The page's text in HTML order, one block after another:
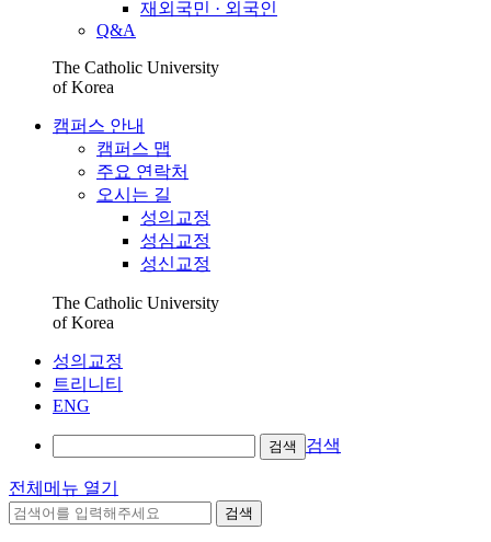
재외국민 · 외국인
Q&A
The Catholic University
of Korea
캠퍼스 안내
캠퍼스 맵
주요 연락처
오시는 길
성의교정
성심교정
성신교정
The Catholic University
of Korea
성의교정
트리니티
ENG
검색 검색
전체메뉴 열기
검색